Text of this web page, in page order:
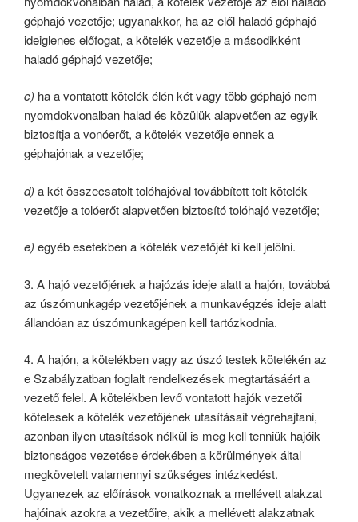
géphajó vezetője; ugyanakkor, ha az elől haladó géphajó
ideiglenes előfogat, a kötelék vezetője a másodikként
haladó géphajó vezetője;
c) ha a vontatott kötelék élén két vagy több géphajó nem
nyomdokvonalban halad és közülük alapvetően az egyik
biztosítja a vonóerőt, a kötelék vezetője ennek a
géphajónak a vezetője;
d) a két összecsatolt tolóhajóval továbbított tolt kötelék
vezetője a tolóerőt alapvetően biztosító tolóhajó vezetője;
e) egyéb esetekben a kötelék vezetőjét ki kell jelölni.
3. A hajó vezetőjének a hajózás ideje alatt a hajón, továbbá
az úszómunkagép vezetőjének a munkavégzés ideje alatt
állandóan az úszómunkagépen kell tartózkodnia.
4. A hajón, a kötelékben vagy az úszó testek kötelékén az
e Szabályzatban foglalt rendelkezések megtartásáért a
vezető felel. A kötelékben levő vontatott hajók vezetői
kötelesek a kötelék vezetőjének utasításait végrehajtani,
azonban ilyen utasítások nélkül is meg kell tenniük hajóik
biztonságos vezetése érdekében a körülmények által
megkövetelt valamennyi szükséges intézkedést.
Ugyanezek az előírások vonatkoznak a mellévett alakzat
hajóinak azokra a vezetőire, akik a mellévett alakzatnak